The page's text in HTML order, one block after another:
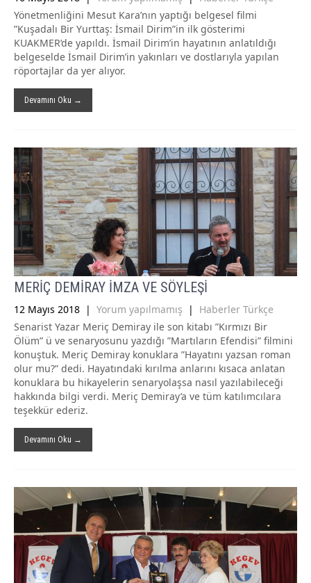
Yönetmenliğini Mesut Kara’nın yaptığı belgesel filmi
”Kuşadalı Bir Yurttaş: İsmail Dirim”in ilk gösterimi
KUAKMER’de yapıldı. İsmail Dirim’in hayatının anlatıldığı
belgeselde İsmail Dirim’in yakınları ve dostlarıyla yapılan
röportajlar da yer alıyor.
Devamını Oku →
MERİÇ DEMİRAY İMZA VE SÖYLEŞİ
12 Mayıs 2018 | Yorum yapılmamış | Haberler Türkçe
Senarist Yazar Meriç Demiray ile son kitabı ”Kırmızı Bir
Ölüm” ü ve senaryosunu yazdığı ”Martıların Efendisi” filmini
konuştuk. Meriç Demiray konuklara ”Hayatını yazsan roman
olur mu?” dedi. Hayatındaki kırılma anlarını kısaca anlatan
konuklara bu hikayelerin senaryolaşsa nasıl yazılabileceği
hakkında bilgi verdi. Meriç Demiray’a ve tüm katılımcılara
teşekkür ederiz.
Devamını Oku →